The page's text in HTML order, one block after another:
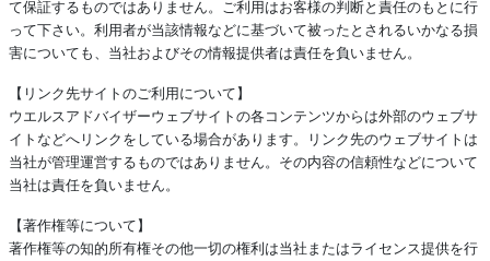
て保証するものではありません。ご利用はお客様の判断と責任のもとに行
って下さい。利用者が当該情報などに基づいて被ったとされるいかなる損
害についても、当社およびその情報提供者は責任を負いません。
【リンク先サイトのご利用について】
ウエルスアドバイザーウェブサイトの各コンテンツからは外部のウェブサ
イトなどへリンクをしている場合があります。リンク先のウェブサイトは
当社が管理運営するものではありません。その内容の信頼性などについて
当社は責任を負いません。
【著作権等について】
著作権等の知的所有権その他一切の権利は当社またはライセンス提供を行